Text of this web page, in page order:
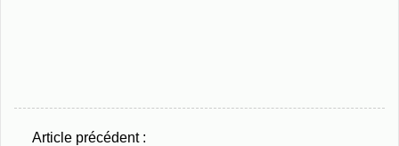
Article précédent :